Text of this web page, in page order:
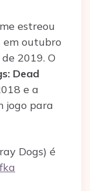
estreou
em outubro
2019. O
Dead
e a
jogo para
Dogs) é